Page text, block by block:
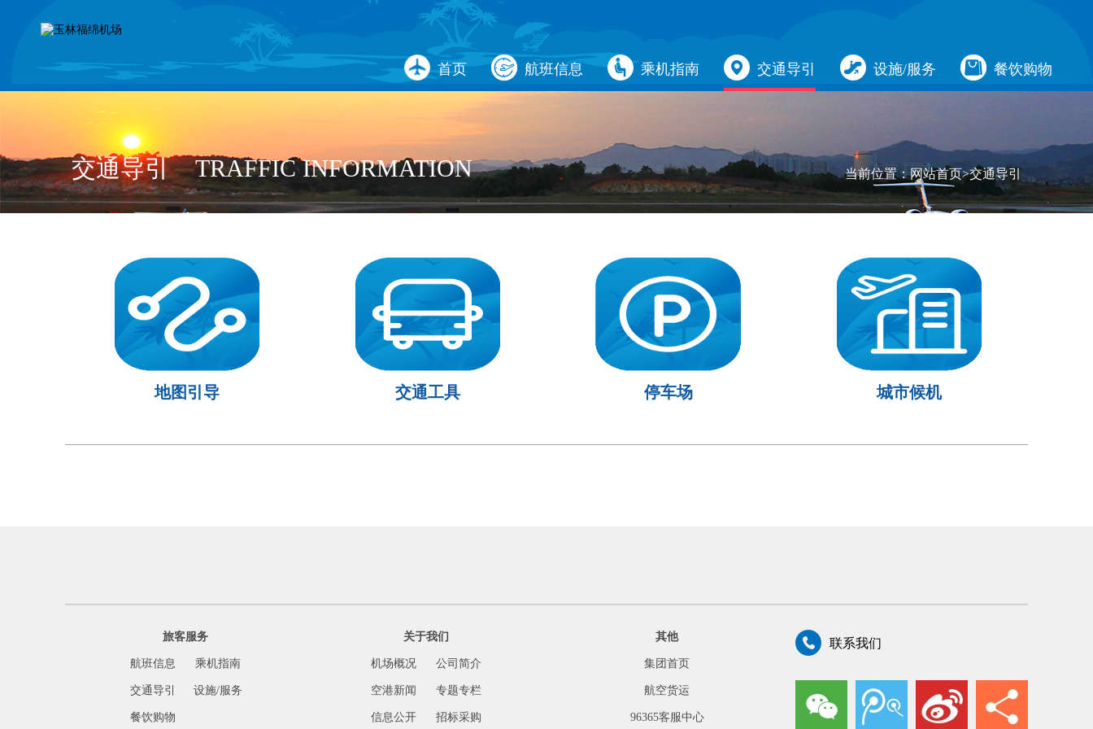
首页 航班信息 乘机指南 交通导引 设施/服务 餐饮购物
交通导引 TRAFFIC INFORMATION 当前位置：网站首页>交通导引
地图引导 交通工具 停车场 城市候机
旅客服务
航班信息
交通导引
餐饮购物
乘机指南
设施/服务
关于我们
机场概况
空港新闻
信息公开
公司简介
专题专栏
招标采购
其他
集团首页
航空货运
96365客服中心
联系我们